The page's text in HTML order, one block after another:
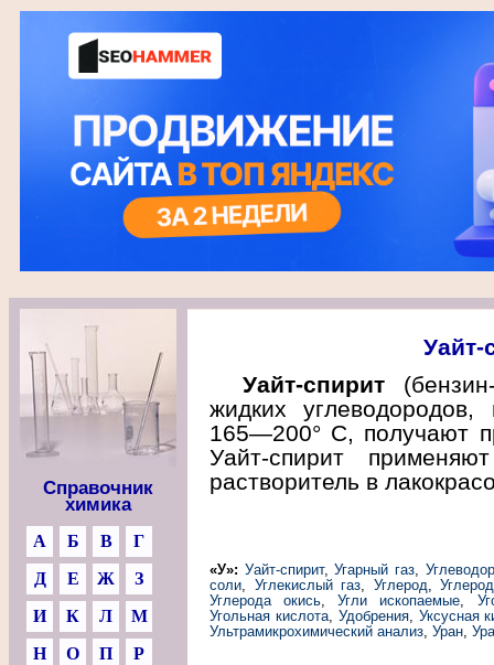
Справочник
химика
А Б В
Г
Д
Е Ж
З
И
К Л
М
Н
О П
Р
Уайт-
Уайт-спирит
жидких
165—200° C, получают
Уайт-спирит
растворитель в
«У»: Уайт-спирит,Угарный газ,
соли, Углекислый газ, Углерод,
Углерода окись,Угли ископаемые,
Угольная кислота, Удобрения, Уксусная
Ультрамикрохимический анализ, Уран,